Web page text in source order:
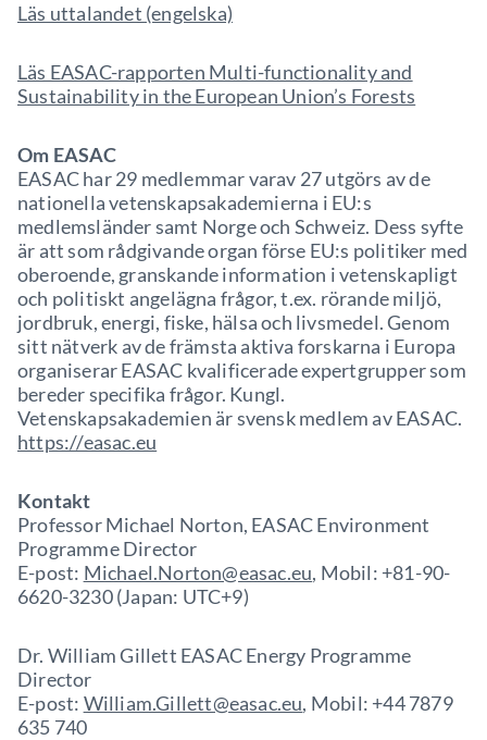
Läs uttalandet (engelska)
Läs EASAC-rapporten Multi-functionality and
Sustainability in the European Union’s Forests
Om EASAC
EASAC har 29 medlemmar varav 27 utgörs av de
nationella vetenskapsakademierna i EU:s
medlemsländer samt Norge och Schweiz. Dess syfte
är att som rådgivande organ förse EU:s politiker med
oberoende, granskande information i vetenskapligt
och politiskt angelägna frågor, t.ex. rörande miljö,
jordbruk, energi, fiske, hälsa och livsmedel. Genom
sitt nätverk av de främsta aktiva forskarna i Europa
organiserar EASAC kvalificerade expertgrupper som
bereder specifika frågor. Kungl.
Vetenskapsakademien är svensk medlem av EASAC.
https://easac.eu
Kontakt
Professor Michael Norton, EASAC Environment
Programme Director
E-post: Michael.Norton@easac.eu, Mobil: +81-90-
6620-3230 (Japan: UTC+9)
Dr. William Gillett EASAC Energy Programme
Director
E-post: William.Gillett@easac.eu, Mobil: +44 7879
635 740